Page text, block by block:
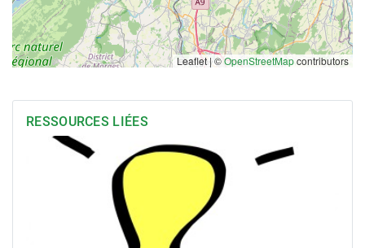
Leaflet | ©OpenStreetMapcontributors
RESSOURCES LIÉES